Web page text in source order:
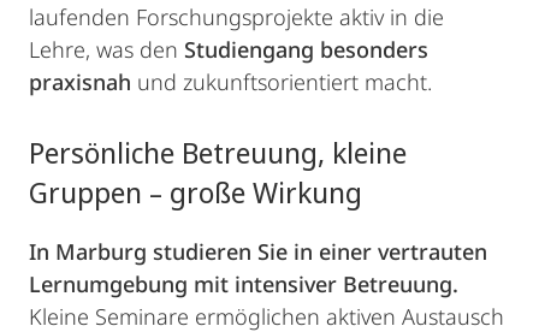
laufenden Forschungsprojekte aktiv in die
Lehre, was den Studiengang besonders
praxisnah und zukunftsorientiert macht.
Persönliche Betreuung, kleine
Gruppen – große Wirkung
In Marburg studieren Sie in einer vertrauten
Lernumgebung mit intensiver Betreuung.
Kleine Seminare ermöglichen aktiven Austausch